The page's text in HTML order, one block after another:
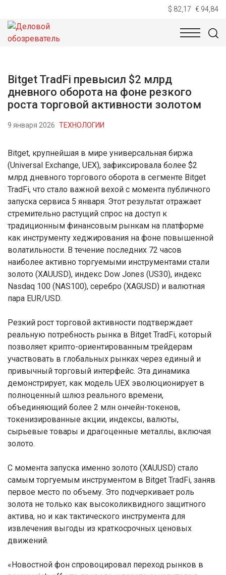
$ 82,17 € 94,84
НОВОСТИ
Bitget TradFi превысил $2 млрд
дневного оборота на фоне резкого
роста торговой активности золотом
9 января 2026 ТЕХНОЛОГИИ
Bitget, крупнейшая в мире универсальная биржа
(Universal Exchange, UEX), зафиксировала более $2
млрд дневного торгового оборота в сегменте Bitget
TradFi, что стало важной вехой с момента публичного
запуска сервиса 5 января. Этот результат отражает
стремительно растущий спрос на доступ к
традиционным финансовым рынкам на платформе
как инструменту хеджирования на фоне повышенной
волатильности. В течение последних 72 часов
наиболее активно торгуемыми инструментами стали
золото (XAUUSD), индекс Dow Jones (US30), индекс
Nasdaq 100 (NAS100), серебро (XAGUSD) и валютная
пара EUR/USD.
Резкий рост торговой активности подтверждает
реальную потребность рынка в Bitget TradFi, который
позволяет крипто-ориентированным трейдерам
участвовать в глобальных рынках через единый и
привычный торговый интерфейс. Эта динамика
демонстрирует, как модель UEX эволюционирует в
полноценный шлюз реального времени,
объединяющий более 2 млн ончейн-токенов,
токенизированные акции, индексы, валюты,
сырьевые товары и драгоценные металлы, включая
золото.
С момента запуска именно золото (XAUUSD) стало
самым торгуемым инструментом в Bitget TradFi, заняв
первое место по объему. Это подчеркивает роль
золота не только как высоколиквидного защитного
актива, но и как тактического инструмента для
извлечения выгоды из краткосрочных ценовых
движений.
«Новостной фон спровоцировал переход рынков в